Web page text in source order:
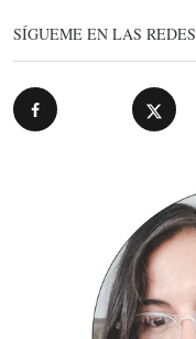
SÍGUEME EN LAS REDES